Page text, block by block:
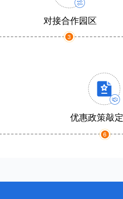
对接合作园区
优惠政策敲定